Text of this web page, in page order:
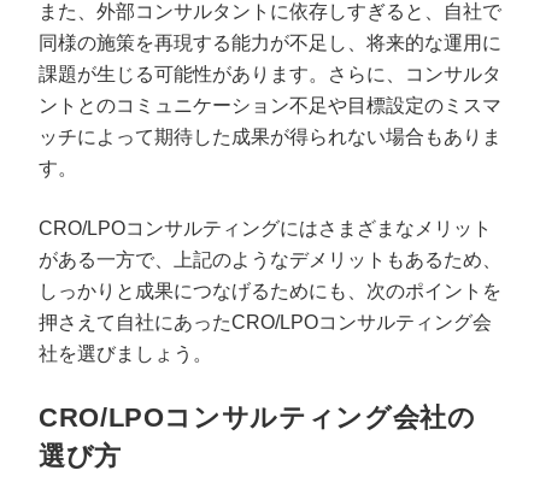
また、外部コンサルタントに依存しすぎると、自社で
同様の施策を再現する能力が不足し、将来的な運用に
課題が生じる可能性があります。さらに、コンサルタ
ントとのコミュニケーション不足や目標設定のミスマ
ッチによって期待した成果が得られない場合もありま
す。
CRO/LPOコンサルティングにはさまざまなメリット
がある一方で、上記のようなデメリットもあるため、
しっかりと成果につなげるためにも、次のポイントを
押さえて自社にあったCRO/LPOコンサルティング会
社を選びましょう。
CRO/LPOコンサルティング会社の
選び方